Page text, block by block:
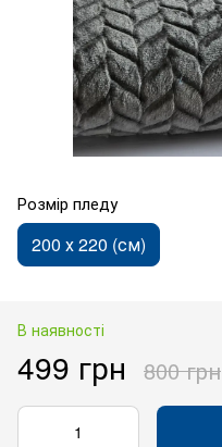
Розмір пледу
200 х 220 (см)
В наявності
499 грн 800 грн